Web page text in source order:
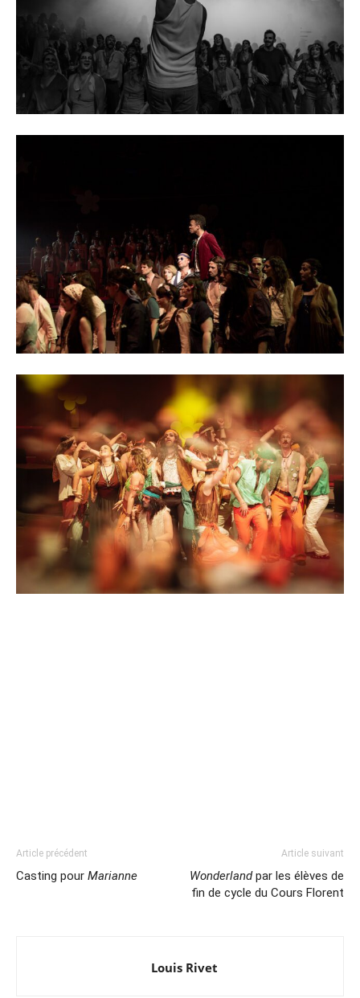
Article précédent
Casting pour Marianne
Article suivant
Wonderlandpar les élèves de
fin de cycle du Cours Florent
Louis Rivet